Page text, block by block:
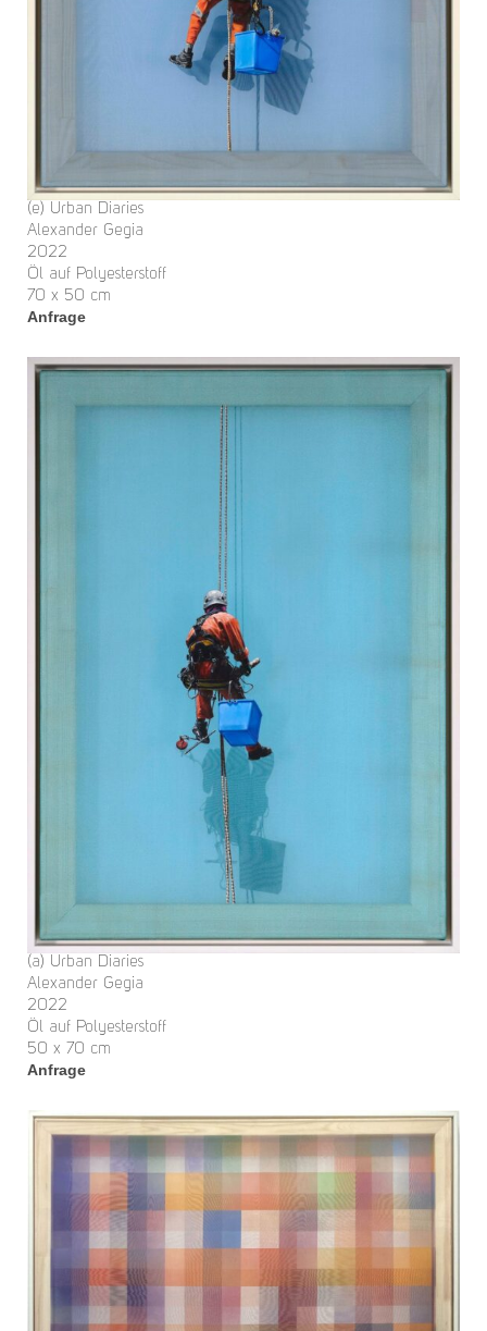
(e) Urban Diaries
Alexander Gegia
2022
Öl auf Polyesterstoff
70 x 50 cm
Anfrage
(a) Urban Diaries
Alexander Gegia
2022
Öl auf Polyesterstoff
50 x 70 cm
Anfrage